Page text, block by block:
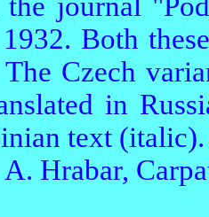
Both
Czech
in
text
A. Hrabar,